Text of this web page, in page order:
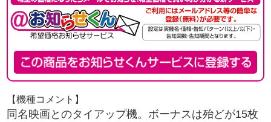
【機種コメント】
同名映画とのタイアップ機。ボーナスは殆どが15枚